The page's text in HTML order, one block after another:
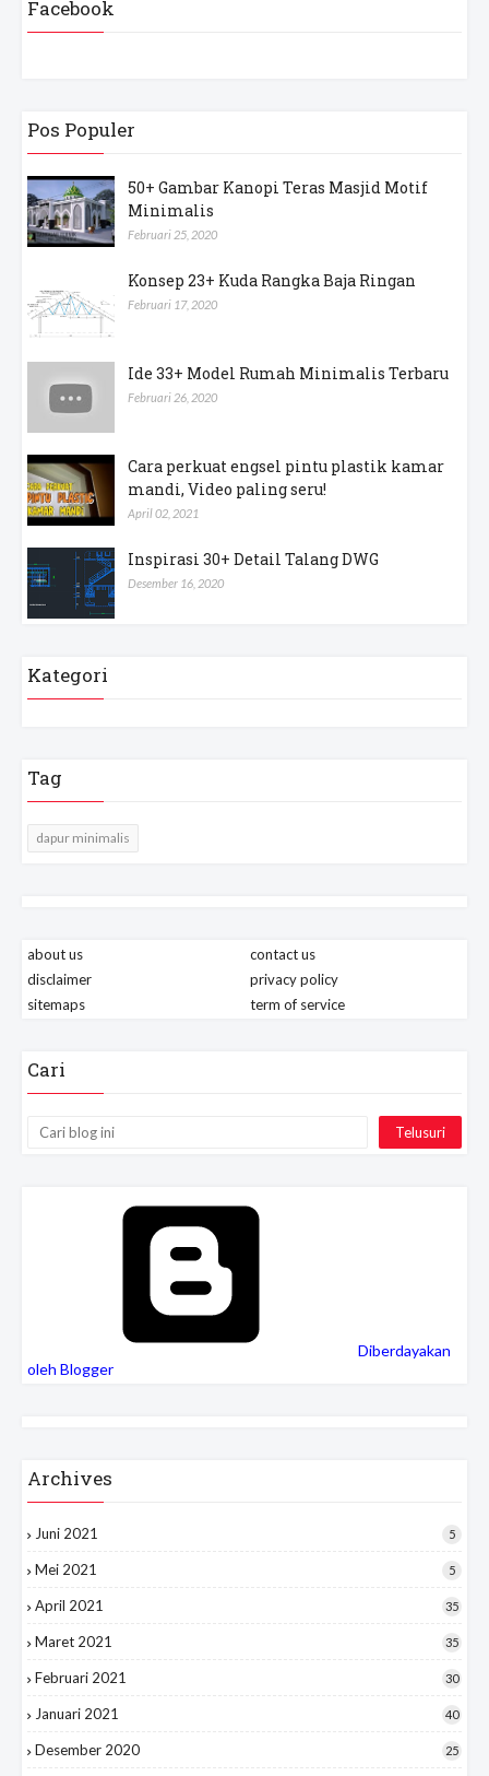
Facebook
Pos Populer
50+ Gambar Kanopi Teras Masjid Motif
Minimalis
Februari 25, 2020
Konsep 23+ Kuda Rangka Baja Ringan
Februari 17, 2020
Ide 33+ Model Rumah Minimalis Terbaru
Februari 26, 2020
Cara perkuat engsel pintu plastik kamar
mandi, Video paling seru!
April 02, 2021
Inspirasi 30+ Detail Talang DWG
Desember 16, 2020
Kategori
Tag
dapur minimalis
about us
contact us
disclaimer
privacy policy
sitemaps
term of service
Cari
Diberdayakan
oleh Blogger
Archives
Juni 2021 5
Mei 2021 5
April 2021 35
Maret 2021 35
Februari 2021 30
Januari 2021 40
Desember 2020 25